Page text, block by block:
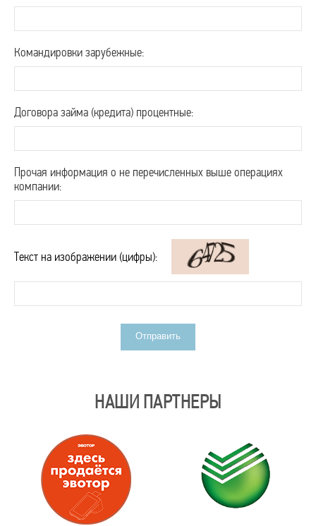
НАШИ ПАРТНЕРЫ
Командировки зарубежные:
Договора займа (кредита) процентные:
Прочая информация о не перечисленных выше операциях
компании:
Текст на изображении (цифры):
Отправить